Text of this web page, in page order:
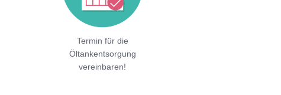
Termin für die
Öltankentsorgung
vereinbaren!